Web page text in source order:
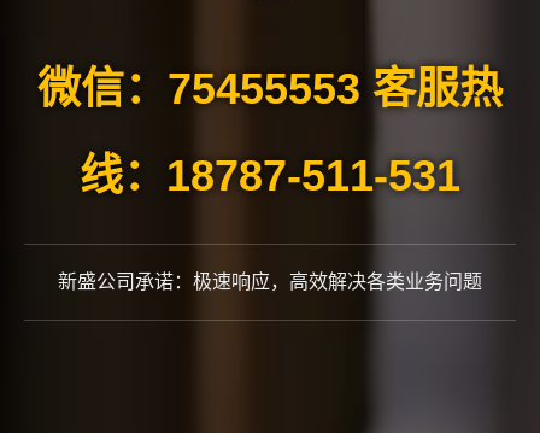
微信：75455553 客服热
线：18787-511-531
新盛公司承诺：极速响应，高效解决各类业务问题